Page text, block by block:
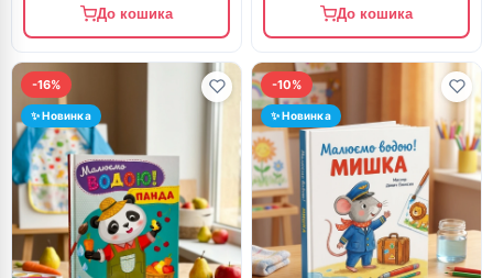
До кошика До кошика
-16%
✨ Новинка
-10%
✨ Новинка